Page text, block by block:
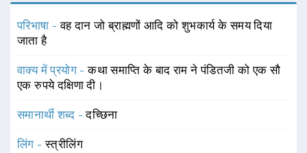
परिभाषा -वह दान जो ब्राह्मणों आदि को शुभकार्य के समय दिया
जाता है
वाक्य में प्रयोग -कथा समाप्ति के बाद राम ने पंडितजी को एक सौ
एक रुपये दक्षिणा दी।
समानार्थी शब्द -दच्छिना
लिंग -स्त्रीलिंग